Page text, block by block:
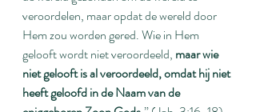
veroordelen, maar opdat de wereld door
Hem zou worden gered. Wie in Hem
gelooft wordt niet veroordeeld, maar wie
niet gelooft is al veroordeeld, omdat hij niet
heeft geloofd in de Naam van de